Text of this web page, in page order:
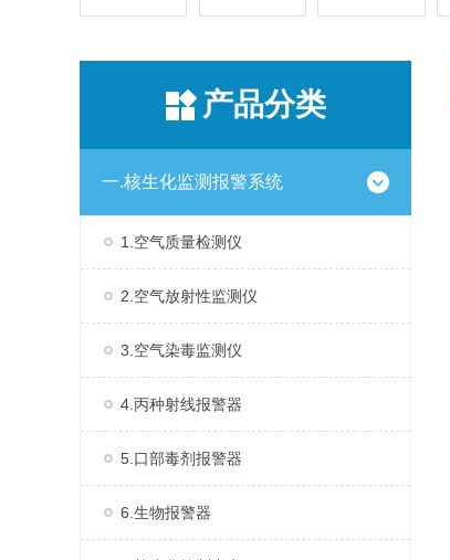
产品分类
一.核生化监测报警系统
1.空气质量检测仪
2.空气放射性监测仪
3.空气染毒监测仪
4.丙种射线报警器
5.口部毒剂报警器
6.生物报警器